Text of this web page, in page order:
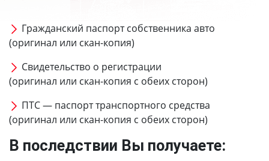
Гражданский паспорт собственника авто
(оригинал или скан-копия)
Свидетельство о регистрации
(оригинал или скан-копия с обеих сторон)
ПТС — паспорт транспортного средства
(оригинал или скан-копия с обеих сторон)
В последствии Вы получаете: